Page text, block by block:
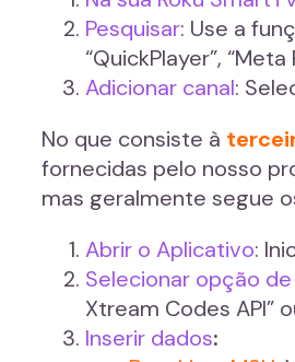
Pesquisar: Use a
“QuickPlayer”, “Meta
Adicionar canal:
No que consiste à
fornecidas pelo nosso
mas geralmente segue
Abrir o Aplicativo:
Selecionar opção
Xtream Codes API”
Inserir dados: